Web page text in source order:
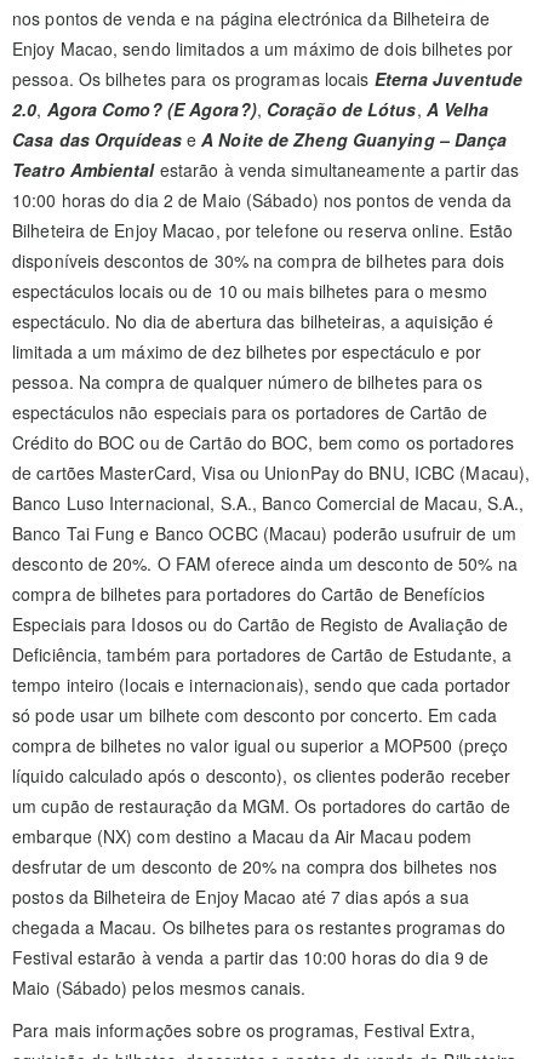
nos pontos de venda e na página electrónica da Bilheteira de
Enjoy Macao, sendo limitados a um máximo de dois bilhetes por
pessoa. Os bilhetes para os programas locais Eterna Juventude
2.0, Agora Como? (E Agora?), Coração de Lótus, A Velha
Casa das OrquídeaseA Noite de Zheng Guanying – Dança
Teatro Ambientalestarão à venda simultaneamente a partir das
10:00 horas do dia 2 de Maio (Sábado) nos pontos de venda da
Bilheteira de Enjoy Macao, por telefone ou reserva online. Estão
disponíveis descontos de 30% na compra de bilhetes para dois
espectáculos locais ou de 10 ou mais bilhetes para o mesmo
espectáculo. No dia de abertura das bilheteiras, a aquisição é
limitada a um máximo de dez bilhetes por espectáculo e por
pessoa. Na compra de qualquer número de bilhetes para os
espectáculos não especiais para os portadores de Cartão de
Crédito do BOC ou de Cartão do BOC, bem como os portadores
de cartões MasterCard, Visa ou UnionPay do BNU, ICBC (Macau),
Banco Luso Internacional, S.A., Banco Comercial de Macau, S.A.,
Banco Tai Fung e Banco OCBC (Macau) poderão usufruir de um
desconto de 20%. O FAM oferece ainda um desconto de 50% na
compra de bilhetes para portadores do Cartão de Benefícios
Especiais para Idosos ou do Cartão de Registo de Avaliação de
Deficiência, também para portadores de Cartão de Estudante, a
tempo inteiro (locais e internacionais), sendo que cada portador
só pode usar um bilhete com desconto por concerto. Em cada
compra de bilhetes no valor igual ou superior a MOP500 (preço
líquido calculado após o desconto), os clientes poderão receber
um cupão de restauração da MGM. Os portadores do cartão de
embarque (NX) com destino a Macau da Air Macau podem
desfrutar de um desconto de 20% na compra dos bilhetes nos
postos da Bilheteira de Enjoy Macao até 7 dias após a sua
chegada a Macau. Os bilhetes para os restantes programas do
Festival estarão à venda a partir das 10:00 horas do dia 9 de
Maio (Sábado) pelos mesmos canais.
Para mais informações sobre os programas, Festival Extra,